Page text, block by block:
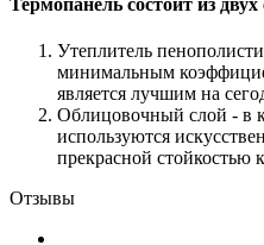
Термопанель состоит из двух
Утеплитель
минимальным
является лучшим на
Облицовочный слой - в
используются
прекрасной стойкостью
Отзывы